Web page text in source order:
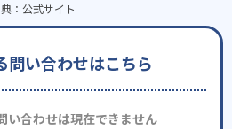
： 公式サイト
問い合わせはこちら
い合わせは現在できません